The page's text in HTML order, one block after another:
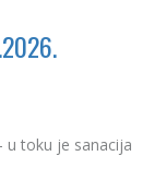
u toku je sanacija